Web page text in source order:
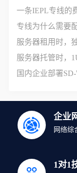
一条IEPL专线的
专线为什么需要
服务器托管时，
企业
网络综
1对1